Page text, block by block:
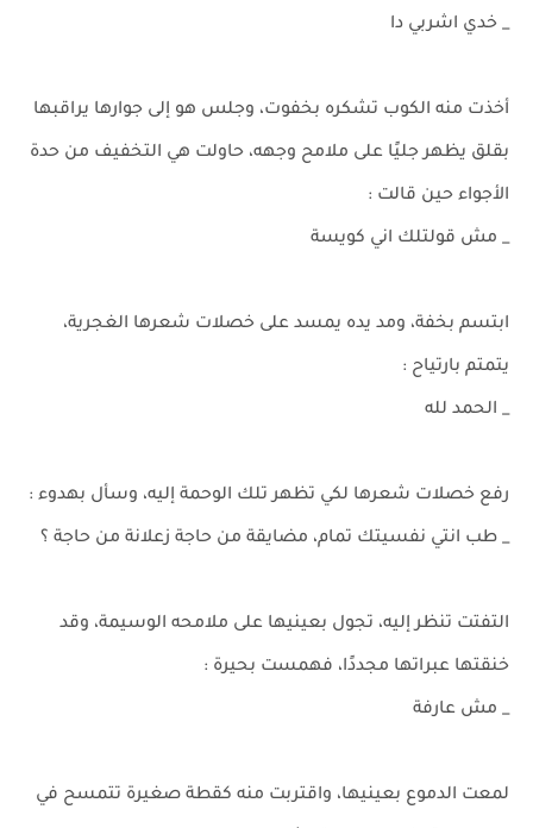
_ خدي اشربي دا
أخذت منه الكوب تشكره بخفوت، وجلس هو إلى جوارها يراقبها
بقلق يظهر جليًا على ملامح وجهه، حاولت هي التخفيف من حدة
الأجواء حين قالت :
_ مش قولتلك اني كويسة
ابتسم بخفة، ومد يده يمسد على خصلات شعرها الغجرية،
يتمتم بارتياح :
_ الحمد لله
رفع خصلات شعرها لكي تظهر تلك الوحمة إليه، وسأل بهدوء :
_ طب انتي نفسيتك تمام، مضايقة من حاجة زعلانة من حاجة ؟
التفتت تنظر إليه، تجول بعينيها على ملامحه الوسيمة، وقد
خنقتها عبراتها مجددًا، فهمست بحيرة :
_ مش عارفة
لمعت الدموع بعينيها، واقتربت منه كقطة صغيرة تتمسح في